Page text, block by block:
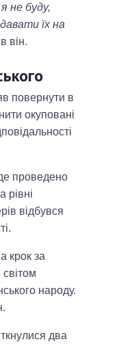
не буду,
їх на
він.
повернути в
окуповані
проведено
рівні
відбувся
крок за
народу.
два